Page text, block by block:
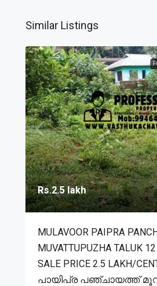
Similar Listings
Rs.2.5 lakh
MULAVOOR PAIPRA
MUVATTUPUZHA TALUK
SALE PRICE 2.5 LAKH/
പായിപ്ര പഞ്ചായത്ത്